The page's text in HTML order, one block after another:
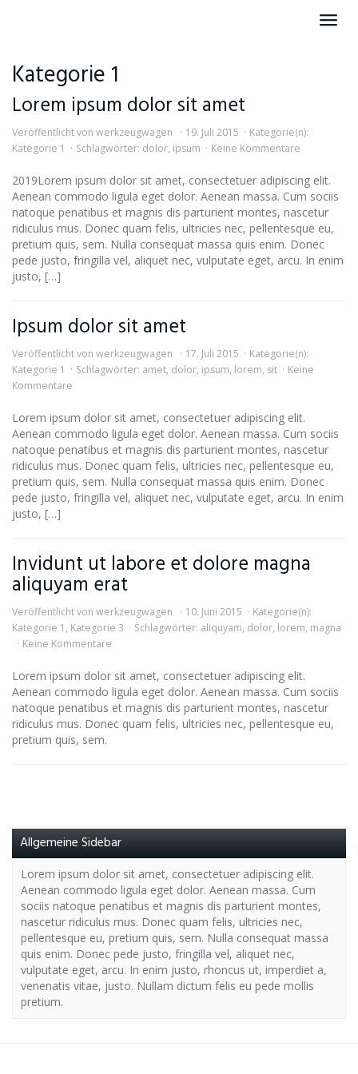
Kategorie 1
Lorem ipsum dolor sit amet
Veröffentlicht von werkzeugwagen 19. Juli 2015
Kategorie(n):
Kategorie 1
Schlagwörter: dolor, ipsum Keine Kommentare
2019Lorem ipsum dolor sit amet, consectetuer adipiscing elit.
Aenean commodo ligula eget dolor. Aenean massa. Cum sociis
natoque penatibus et magnis dis parturient montes, nascetur
ridiculus mus. Donec quam felis, ultricies nec, pellentesque eu,
pretium quis, sem. Nulla consequat massa quis enim. Donec
pede justo, fringilla vel, aliquet nec, vulputate eget, arcu. In enim
justo, […]
Ipsum dolor sit amet
Veröffentlicht von werkzeugwagen 17. Juli 2015
Kategorie(n):
Kategorie 1
Schlagwörter: amet, dolor, ipsum, lorem, sit
Keine
Kommentare
Lorem ipsum dolor sit amet, consectetuer adipiscing elit.
Aenean commodo ligula eget dolor. Aenean massa. Cum sociis
natoque penatibus et magnis dis parturient montes, nascetur
ridiculus mus. Donec quam felis, ultricies nec, pellentesque eu,
pretium quis, sem. Nulla consequat massa quis enim. Donec
pede justo, fringilla vel, aliquet nec, vulputate eget, arcu. In enim
justo, […]
Invidunt ut labore et dolore magna
aliquyam erat
Veröffentlicht von werkzeugwagen 10. Juni 2015
Kategorie(n):
Kategorie 1 , Kategorie 3 Schlagwörter: aliquyam, dolor, lorem, magna
Keine Kommentare
Lorem ipsum dolor sit amet, consectetuer adipiscing elit.
Aenean commodo ligula eget dolor. Aenean massa. Cum sociis
natoque penatibus et magnis dis parturient montes, nascetur
ridiculus mus. Donec quam felis, ultricies nec, pellentesque eu,
pretium quis, sem.
Allgemeine Sidebar
Lorem ipsum dolor sit amet, consectetuer adipiscing elit.
Aenean commodo ligula eget dolor. Aenean massa. Cum
sociis natoque penatibus et magnis dis parturient montes,
nascetur ridiculus mus. Donec quam felis, ultricies nec,
pellentesque eu, pretium quis, sem. Nulla consequat massa
quis enim. Donec pede justo, fringilla vel, aliquet nec,
vulputate eget, arcu. In enim justo, rhoncus ut, imperdiet a,
venenatis vitae, justo. Nullam dictum felis eu pede mollis
pretium.